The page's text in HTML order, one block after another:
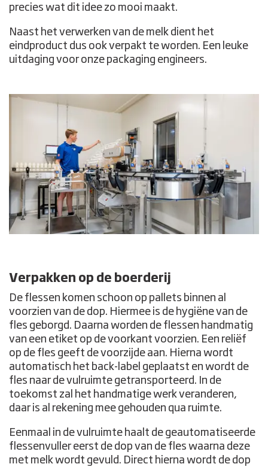
precies wat dit idee zo mooi maakt.
Naast het verwerken van de melk dient het
eindproduct dus ook verpakt te worden. Een leuke
uitdaging voor onze packaging engineers.
Verpakken op de boerderij
De flessen komen schoon op pallets binnen al
voorzien van de dop. Hiermee is de hygiëne van de
fles geborgd. Daarna worden de flessen handmatig
van een etiket op de voorkant voorzien. Een reliëf
op de fles geeft de voorzijde aan. Hierna wordt
automatisch het back-label geplaatst en wordt de
fles naar de vulruimte getransporteerd. In de
toekomst zal het handmatige werk veranderen,
daar is al rekening mee gehouden qua ruimte.
Eenmaal in de vulruimte haalt de geautomatiseerde
flessenvuller eerst de dop van de fles waarna deze
met melk wordt gevuld. Direct hierna wordt de dop